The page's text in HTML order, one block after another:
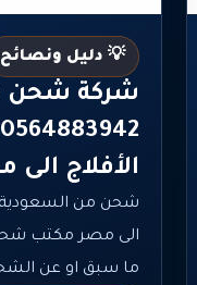
💡 دليل ونصائح
شركة شحن
الأفلاج
شحن من
الى مصر مكتب
ما سبق او عن